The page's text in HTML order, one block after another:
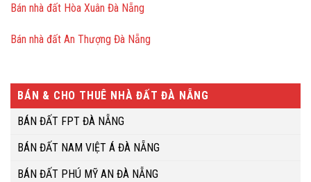
Bán nhà đất Hòa Xuân Đà Nẵng
Bán nhà đất An Thượng Đà Nẵng
BÁN & CHO THUÊ NHÀ ĐẤT ĐÀ NẴNG
BÁN ĐẤT FPT ĐÀ NẴNG
BÁN ĐẤT NAM VIỆT Á ĐÀ NẴNG
BÁN ĐẤT PHÚ MỸ AN ĐÀ NẴNG